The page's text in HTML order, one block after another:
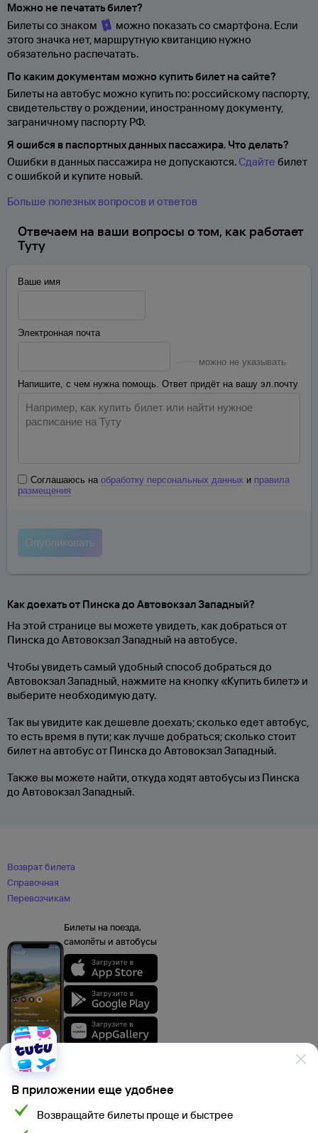
Можно не печатать билет?
Билеты со знаком
можно показать со смартфона. Если
этого значка нет, маршрутную квитанцию нужно
обязательно распечатать.
По каким документам можно купить билет на сайте?
Билеты на автобус можно купить по: российскому паспорту,
свидетельству о рождении, иностранному документу,
заграничному паспорту РФ.
Я ошибся в паспортных данных пассажира. Что делать?
Ошибки в данных пассажира не допускаются. Сдайте билет
с ошибкой и купите новый.
Больше полезных вопросов и ответов
Отвечаем на ваши вопросы о том, как работает
Туту
Ваше имя
Электронная почта
можно не указывать
Напишите, с чем нужна помощь. Ответ придёт на вашу эл.почту
Соглашаюсь на обработку персональных данных и правила
размещения
Как доехать от Пинска до Автовокзал Западный?
На этой странице вы можете увидеть, как добраться от
Пинска до Автовокзал Западный на автобусе.
Чтобы увидеть самый удобный способ добраться до
Автовокзал Западный, нажмите на кнопку «Купить билет» и
выберите необходимую дату.
Так вы увидите как дешевле доехать; сколько едет автобус,
то есть время в пути; как лучше добраться; сколько стоит
билет на автобус от Пинска до Автовокзал Западный.
Также вы можете найти, откуда ходят автобусы из Пинска
до Автовокзал Западный.
В приложении еще удобнее
Возвращайте билеты проще и быстрее
Возврат билета
Справочная
Перевозчикам
Билеты на поезда,
самолёты и автобусы
Данные, используемые на сайте Туту.ру, включая стоимость электронных